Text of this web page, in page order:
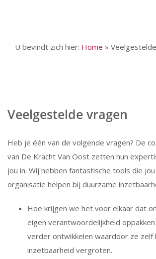
U bevindt zich hier: Home »
Veelgestelde vragen
Heb je één van de volgende vragen? De
van De Kracht Van Oost zetten hun
jou in. Wij hebben fantastische tools die
organisatie helpen bij duurzame
Hoe krijgen we het voor elkaar dat
eigen verantwoordelijkheid
verder ontwikkelen waardoor ze zelf
inzetbaarheid vergroten.